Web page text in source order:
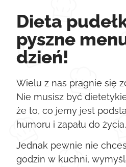
Dieta
pyszne
dzień!
Wielu z nas pragnie się
Nie musisz być
że to, co jemy jest
humoru i zapału do życia.
Jednak pewnie nie
godzin w kuchni,